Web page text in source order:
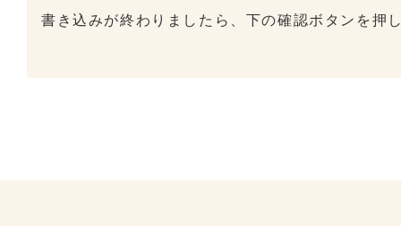
書き込みが終わりましたら、下の確認ボタンを押